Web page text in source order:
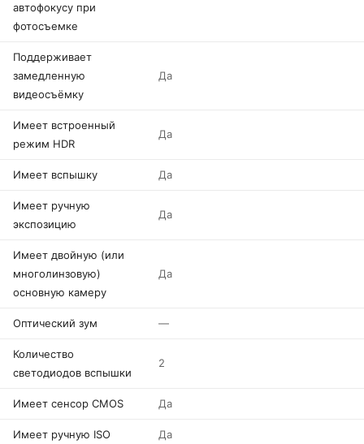
автофокусу при
фотосъемке
Поддерживает
замедленную
видеосъёмку
Да
Имеет встроенный
режим HDR
Да
Имеет вспышку Да
Имеет ручную
экспозицию
Да
Имеет двойную (или
многолинзовую)
основную камеру
Да
Оптический зум —
Количество
светодиодов вспышки
2
Имеет сенсор CMOS Да
Имеет ручную ISO Да